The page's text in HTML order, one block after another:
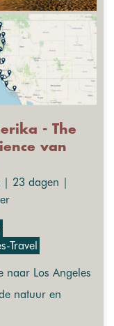
- The
van
| 23 dagen |
Travel
naar Los Angeles
natuur en